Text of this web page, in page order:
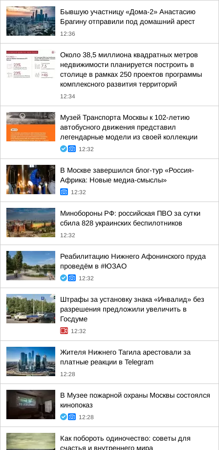
Бывшую участницу «Дома-2» Анастасию
Брагину отправили под домашний арест
12:36
Около 38,5 миллиона квадратных метров
недвижимости планируется построить в
столице в рамках 250 проектов программы
комплексного развития территорий
12:34
Музей Транспорта Москвы к 102-летию
автобусного движения представил
легендарные модели из своей коллекции
12:32
В Москве завершился блог-тур «Россия-
Африка: Новые медиа-смыслы»
12:32
Минобороны РФ: российская ПВО за сутки
сбила 828 украинских беспилотников
12:32
Реабилитацию Нижнего Афонинского пруда
проведём в #ЮЗАО
12:32
Штрафы за установку знака «Инвалид» без
разрешения предложили увеличить в
Госдуме
12:32
Жителя Нижнего Тагила арестовали за
платные реакции в Telegram
12:28
В Музее пожарной охраны Москвы состоялся
кинопоказ
12:28
Как побороть одиночество: советы для
счастья и внутреннего мира